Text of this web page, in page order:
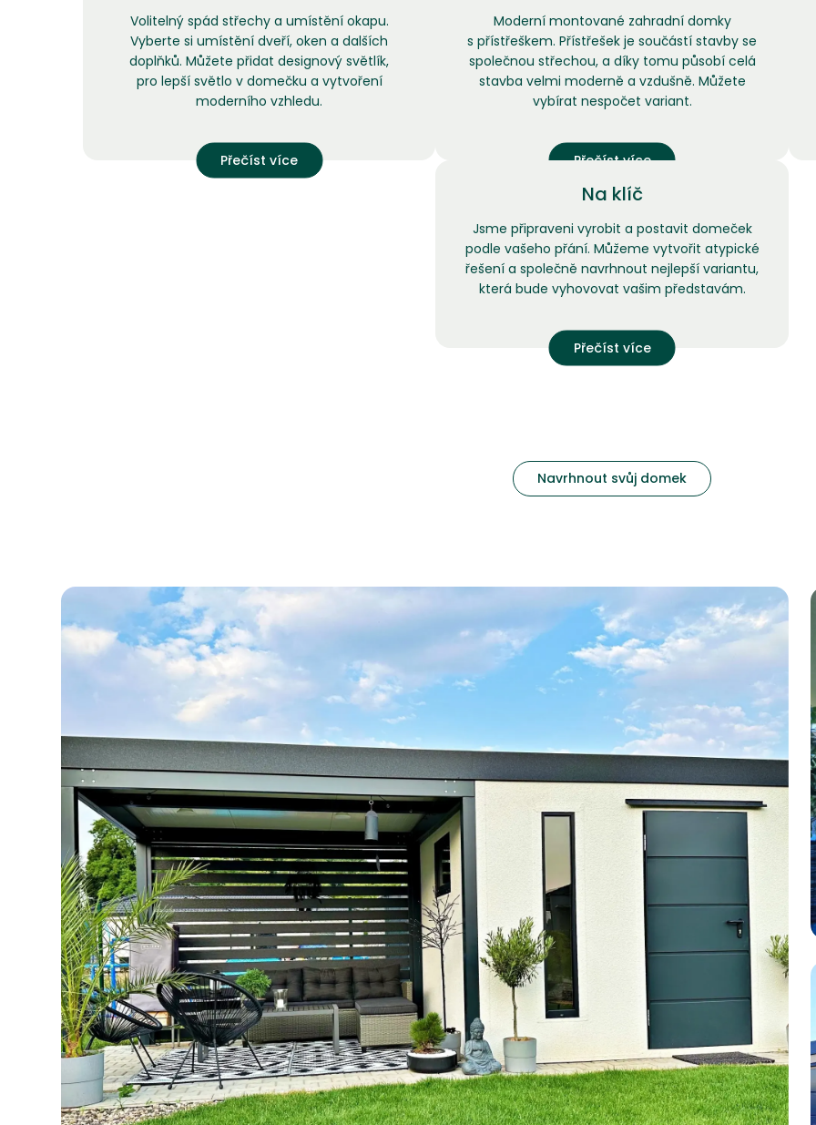
Volitelný spád střechy a umístění okapu.
Vyberte si umístění dveří, oken a dalších
doplňků. Můžete přidat designový světlík,
pro lepší světlo v domečku a vytvoření
moderního vzhledu.
Přečíst více
Moderní montované zahradní domky
s přístřeškem. Přístřešek je součástí stavby se
společnou střechou, a díky tomu působí celá
stavba velmi moderně a vzdušně. Můžete
vybírat nespočet variant.
Přečíst více
Na klíč
Jsme připraveni vyrobit a postavit domeček
podle vašeho přání. Můžeme vytvořit atypické
řešení a společně navrhnout nejlepší variantu,
která bude vyhovovat vašim představám.
Přečíst více
Navrhnout svůj domek